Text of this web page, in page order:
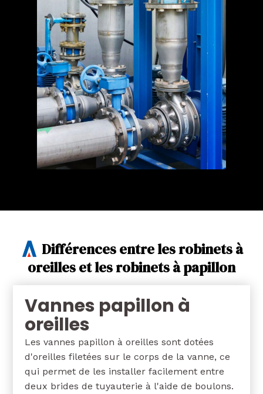
Différences entre les robinets à
oreilles et les robinets à papillon
Vannes papillon à
oreilles
Les vannes papillon à oreilles sont dotées
d'oreilles filetées sur le corps de la vanne, ce
qui permet de les installer facilement entre
deux brides de tuyauterie à l'aide de boulons.